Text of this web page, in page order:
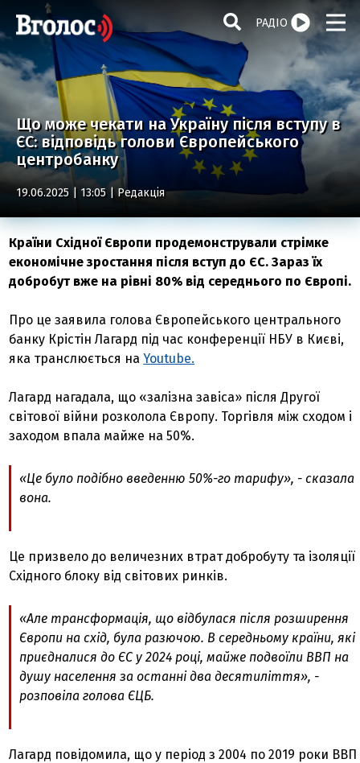
РАДІО
Що може чекати на Україну після вступу в
ЄС: відповідь голови Європейського
центробанку
19.06.2025 | 13:05 | Редакція
Країни Східної Європи продемонстрували стрімке
економічне зростання після вступ до ЄС. Зараз їх
добробут вже на рівні 80% від середнього по Європі.
Про це заявила голова Європейського центрального
банку Крістін Лагард під час конференції НБУ в Києві,
яка транслюється наYoutube.
Лагард нагадала, що «залізна завіса» після Другої
світової війни розколола Європу. Торгівля між сходом і
заходом впала майже на 50%.
«Це було подібно введенню 50%-го тарифу», - сказала
вона.
Це призвело до величезних втрат добробуту та ізоляції
Східного блоку від світових ринків.
«Але трансформація, що відбулася після розширення
Європи на схід, була разючою. В середньому країни, які
приєдналися до ЄС у 2024 році, майже подвоїли ВВП на
душу населення за останні два десятиліття», -
розповіла голова ЄЦБ.
Лагард повідомила, що у період з 2004 по 2019 роки ВВП